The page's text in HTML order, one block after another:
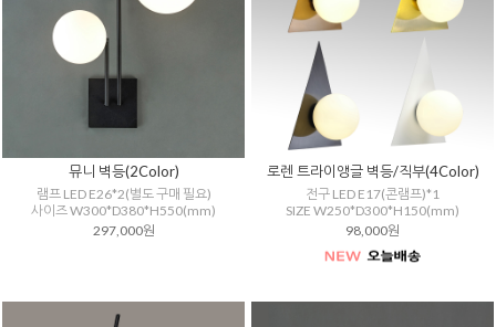
뮤니 벽등(2Color)
램프 LED E26*2(별도 구매 필요)
사이즈 W300*D380*H550(mm)
297,000원
로렌 트라이앵글 벽등/직부(4Color)
전구 LED E17(콘램프)*1
SIZE W250*D300*H150(mm)
98,000원